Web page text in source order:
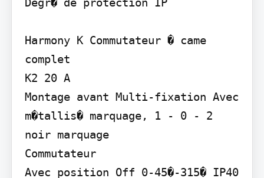
Harmony K Commutateur � came
complet
K2 20 A
Montage avant Multi-fixation Avec
m�tallis� marquage, 1 - 0 - 2
noir marquage
Commutateur
Avec position Off 0-45�-315� IP40